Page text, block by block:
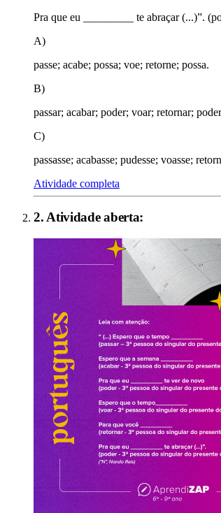
Pra que eu _________ te abraçar (...)”.
A)
passe; acabe; possa; voe; retorne; possa.
B)
passar; acabar; poder; voar; retornar;
C)
passasse; acabasse; pudesse; voasse;
Atividade completa
2. Atividade aberta: